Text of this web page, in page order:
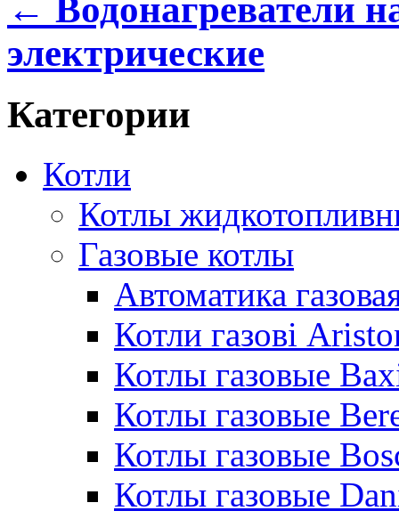
← Водонагреватели
электрические
Категории
Котли
Котлы
Газовые котлы
Автоматика
Котли газові
Котлы газовые
Котлы газовые
Котлы газовые
Котлы газовые